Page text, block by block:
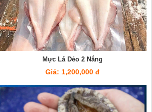
Mực Lá Dẻo 2 Nắng
Giá: 1,200,000 đ